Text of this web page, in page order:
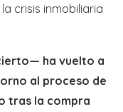
crisis inmobiliaria
ha vuelto a
al proceso de
tras la compra